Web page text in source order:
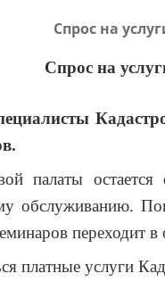
Спрос на
Спрос на
палаты
обслуживанию.
переходит
платные услуги